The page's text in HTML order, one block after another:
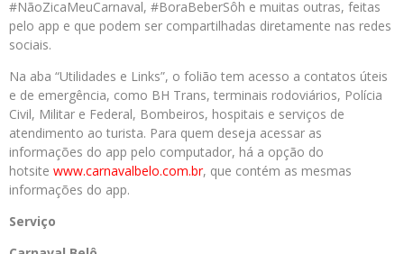
#NãoZicaMeuCarnaval, #BoraBeberSôh e muitas outras, feitas
pelo app e que podem ser compartilhadas diretamente nas redes
sociais.
Na aba “Utilidades e Links”, o folião tem acesso a contatos úteis
e de emergência, como BH Trans, terminais rodoviários, Polícia
Civil, Militar e Federal, Bombeiros, hospitais e serviços de
atendimento ao turista. Para quem deseja acessar as
informações do app pelo computador, há a opção do
hotsite www.carnavalbelo.com.br, que contém as mesmas
informações do app.
Serviço